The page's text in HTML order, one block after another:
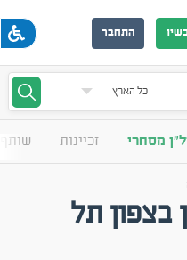
התחבר
מסחרי זכיינות
בצפון תל